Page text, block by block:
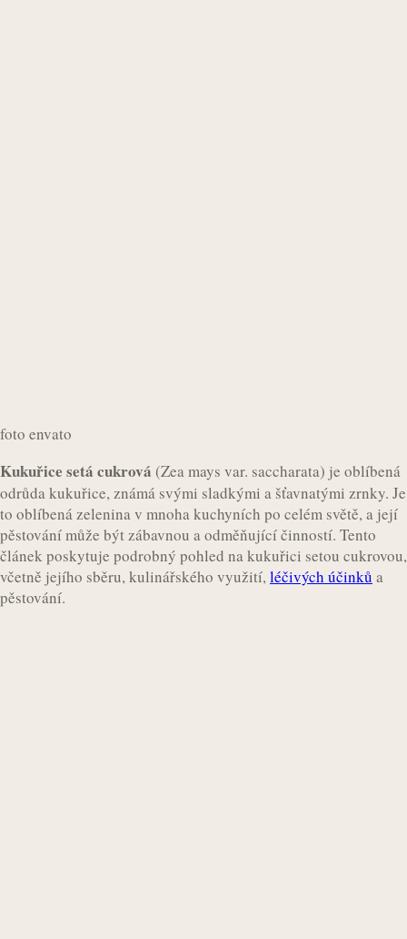
foto envato
Kukuřice setá cukrová (Zea mays var. saccharata) je oblíbená
odrůda kukuřice, známá svými sladkými a šťavnatými zrnky. Je
to oblíbená zelenina v mnoha kuchyních po celém světě, a její
pěstování může být zábavnou a odměňující činností. Tento
článek poskytuje podrobný pohled na kukuřici setou cukrovou,
včetně jejího sběru, kulinářského využití,léčivých účinků a
pěstování.